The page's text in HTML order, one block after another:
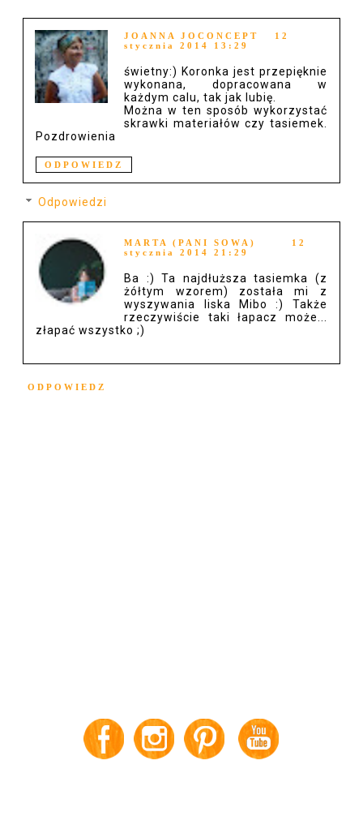
JOANNA JOCONCEPT
12
stycznia 2014 13:29
świetny:) Koronka jest przepięknie
wykonana, dopracowana w
każdym calu, tak jak lubię.
Można w ten sposób wykorzystać
skrawki materiałów czy tasiemek.
Pozdrowienia
ODPOWIEDZ
Odpowiedzi
MARTA (PANI SOWA)
12
stycznia 2014 21:29
Ba :) Ta najdłuższa tasiemka (z
żółtym wzorem) została mi z
wyszywania liska Mibo :) Także
rzeczywiście taki łapacz może...
złapać wszystko ;)
ODPOWIEDZ